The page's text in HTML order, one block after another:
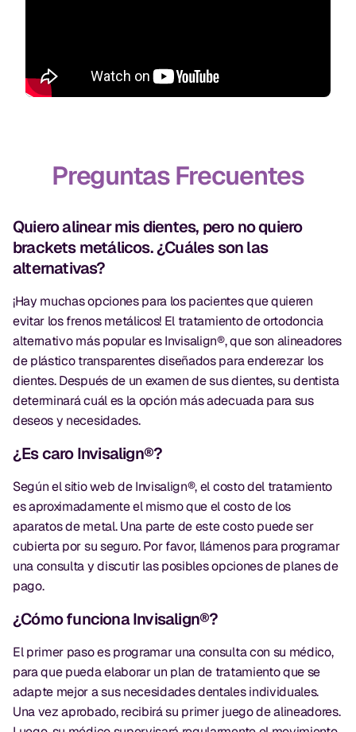
Preguntas Frecuentes
Quiero alinear mis dientes, pero no quiero
brackets metálicos. ¿Cuáles son las
alternativas?
¡Hay muchas opciones para los pacientes que quieren
evitar los frenos metálicos! El tratamiento de ortodoncia
alternativo más popular es Invisalign®, que son alineadores
de plástico transparentes diseñados para enderezar los
dientes. Después de un examen de sus dientes, su dentista
determinará cuál es la opción más adecuada para sus
deseos y necesidades.
¿Es caro Invisalign®?
Según el sitio web de Invisalign®, el costo del tratamiento
es aproximadamente el mismo que el costo de los
aparatos de metal. Una parte de este costo puede ser
cubierta por su seguro. Por favor, llámenos para programar
una consulta y discutir las posibles opciones de planes de
pago.
¿Cómo funciona Invisalign®?
El primer paso es programar una consulta con su médico,
para que pueda elaborar un plan de tratamiento que se
adapte mejor a sus necesidades dentales individuales.
Una vez aprobado, recibirá su primer juego de alineadores.